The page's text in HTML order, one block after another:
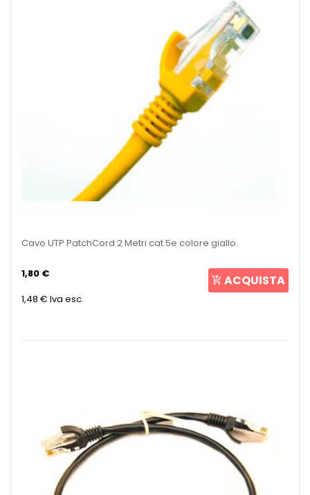
Cavo UTP PatchCord 2 Metri cat.5e colore giallo
1,80 €
1,48 € Iva esc.
ACQUISTA